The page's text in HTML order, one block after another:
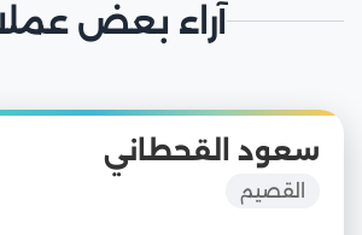
آراء بعض
سعود القحطاني
القصيم